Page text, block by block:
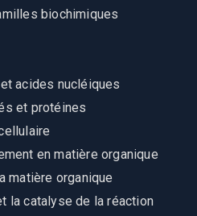
biochimiques
acides nucléiques
et protéines
en matière organique
matière organique
la catalyse de la réaction